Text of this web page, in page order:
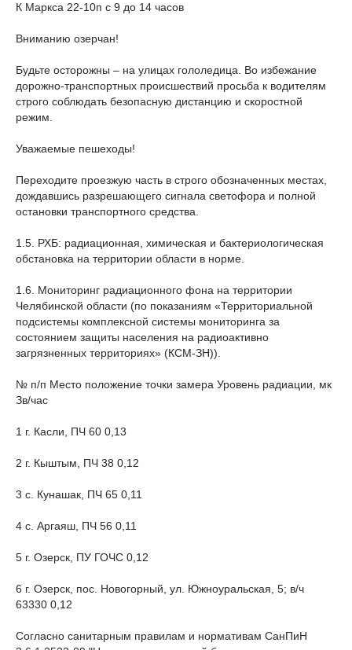
К Маркса 22-10п с 9 до 14 часов
Вниманию озерчан!
Будьте осторожны – на улицах гололедица. Во избежание
дорожно-транспортных происшествий просьба к водителям
строго соблюдать безопасную дистанцию и скоростной
режим.
Уважаемые пешеходы!
Переходите проезжую часть в строго обозначенных местах,
дождавшись разрешающего сигнала светофора и полной
остановки транспортного средства.
1.5. РХБ: радиационная, химическая и бактериологическая
обстановка на территории области в норме.
1.6. Мониторинг радиационного фона на территории
Челябинской области (по показаниям «Территориальной
подсистемы комплексной системы мониторинга за
состоянием защиты населения на радиоактивно
загрязненных территориях» (КСМ-ЗН)).
№ п/п Место положение точки замера Уровень радиации, мк
Зв/час
1 г. Касли, ПЧ 60 0,13
2 г. Кыштым, ПЧ 38 0,12
3 с. Кунашак, ПЧ 65 0,11
4 с. Аргаяш, ПЧ 56 0,11
5 г. Озерск, ПУ ГОЧС 0,12
6 г. Озерск, пос. Новогорный, ул. Южноуральская, 5; в/ч
63330 0,12
Согласно санитарным правилам и нормативам СанПиН